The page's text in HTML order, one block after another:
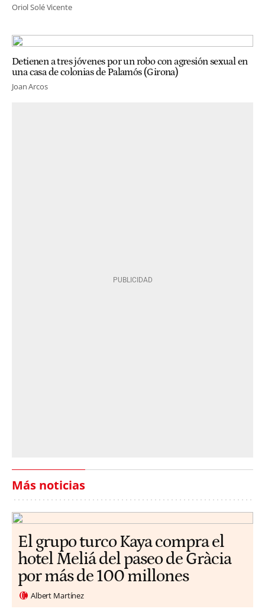
Oriol Solé Vicente
Detienen a tres jóvenes por un robo con agresión sexual en
una casa de colonias de Palamós (Girona)
Joan Arcos
Más noticias
El grupo turco Kaya compra el
hotel Meliá del paseo de Gràcia
por más de 100 millones
Albert Martínez